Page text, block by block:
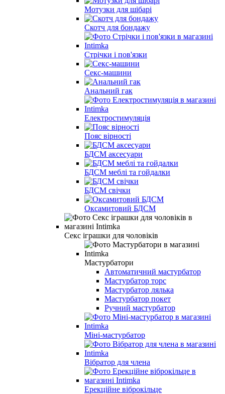
Мотузки для шібарі
Скотч для бондажу
Стрічки і пов'язки
Секс-машини
Анальний гак
Електростимуляція
Пояс вірності
БДСМ аксесуари
БДСМ меблі та гойдалки
БДСМ свічки
Оксамитовий БДСМ
Секс іграшки для чоловіків
Мастурбатори
Автоматичний мастурбатор
Мастурбатор торс
Мастурбатор лялька
Мастурбатор покет
Ручний мастурбатор
Міні-мастурбатор
Вібратор для члена
Ерекційне віброкільце